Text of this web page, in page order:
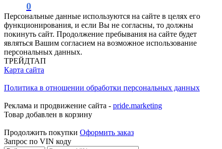
0
Персональные данные используются на сайте в целях его
функционирования, и если Вы не согласны, то должны
покинуть сайт. Продолжение пребывания на сайте будет
являться Вашим согласием на возможное использование
персональных данных.
ТРЕЙДТАП
Карта сайта
Политика в отношении обработки персональных данных
Реклама и продвижение сайта - pride.marketing
Товар добавлен в корзину
Продолжить покупки Оформить заказ
Запрос по VIN коду